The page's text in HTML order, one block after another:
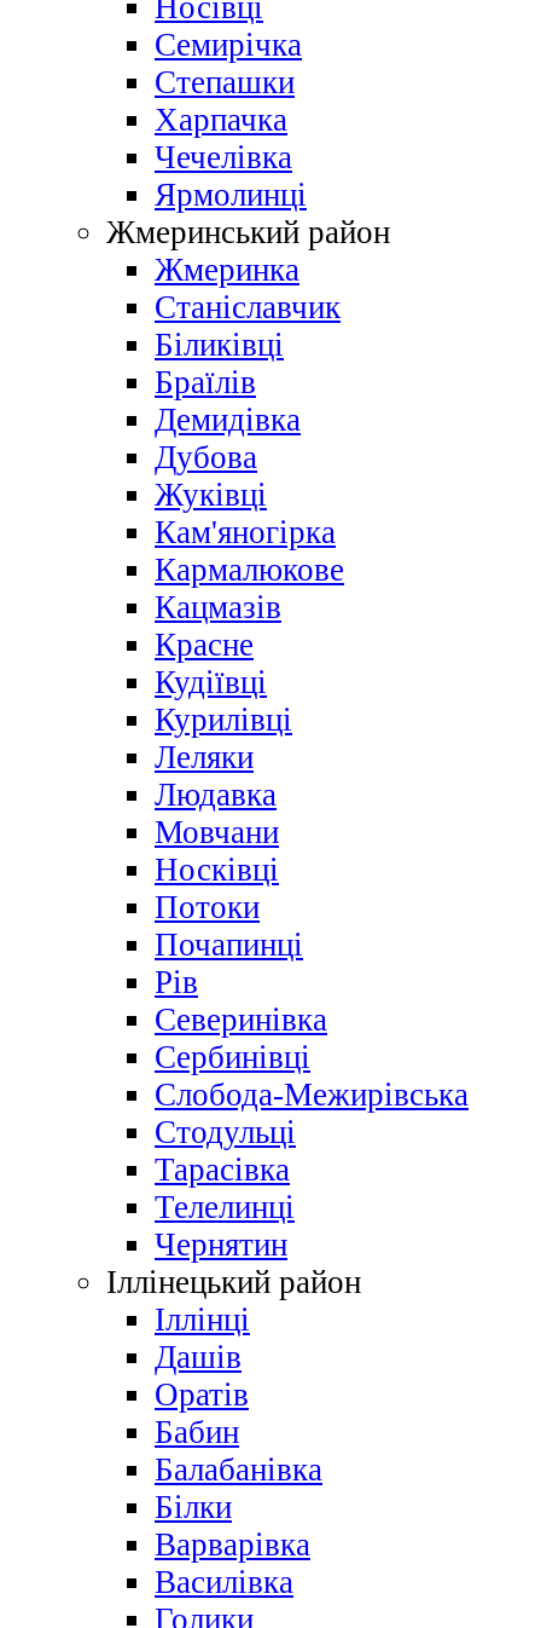
Носівці
Семирічка
Степашки
Харпачка
Чечелівка
Ярмолинці
Жмеринський район
Жмеринка
Станіславчик
Біликівці
Браїлів
Демидівка
Дубова
Жуківці
Кам'яногірка
Кармалюкове
Кацмазів
Красне
Кудіївці
Курилівці
Леляки
Людавка
Мовчани
Носківці
Потоки
Почапинці
Рів
Северинівка
Сербинівці
Слобода-Межирівська
Стодульці
Тарасівка
Телелинці
Чернятин
Іллінецький район
Іллінці
Дашів
Оратів
Бабин
Балабанівка
Білки
Варварівка
Василівка
Голики